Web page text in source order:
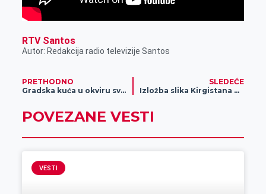
RTV Santos
Autor: Redakcija radio televizije Santos
PRETHODNO
Gradska kuća u okviru svog dvorišta ima neopisiv toalet (foto)
SLEDEĆE
Izložba slika Kirgistana u centru Zrenjanina „Kumis tunduk i širdak“
POVEZANE VESTI
VESTI